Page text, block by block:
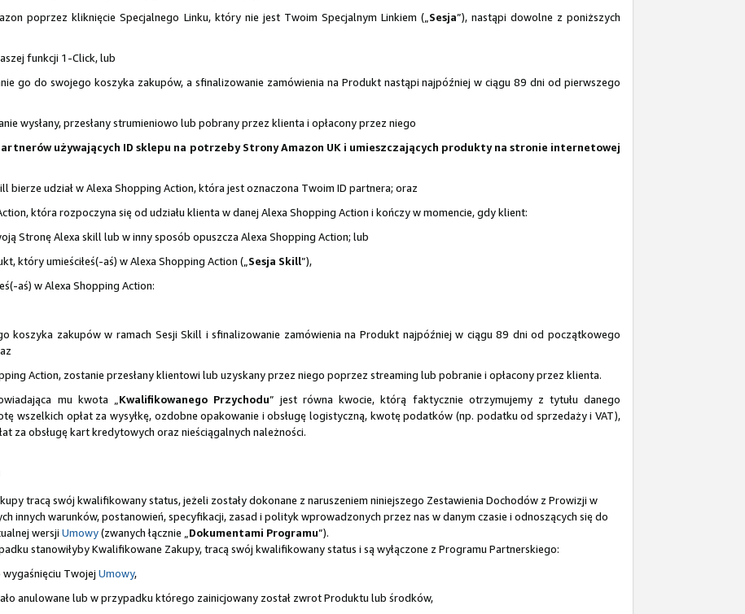
poprzez kliknięcie Specjalnego Linku, który nie jest Twoim Specjalnym Linkiem („ Sesja”), nastąpi dowolne z poniższych
funkcji 1-Click, lub
go do swojego koszyka zakupów, a sfinalizowanie zamówienia na Produkt nastąpi najpóźniej w ciągu 89 dni od pierwszego
wysłany, przesłany strumieniowo lub pobrany przez klienta i opłacony przez niego
używających ID sklepu na potrzeby Strony Amazon UK i umieszczających produkty na stronie internetowej
udział w Alexa Shopping Action, która jest oznaczona Twoim ID partnera; oraz
która rozpoczyna się od udziału klienta w danej Alexa Shopping Action i kończy w momencie, gdy klient:
Stronę Alexa skill lub w inny sposób opuszcza Alexa Shopping Action; lub
który umieściłeś(-aś) w Alexa Shopping Action („ Sesja Skill”),
aś) w Alexa Shopping Action:
zakupów w ramach Sesji Skill i sfinalizowanie zamówienia na Produkt najpóźniej w ciągu 89 dni od początkowego
Action, zostanie przesłany klientowi lub uzyskany przez niego poprzez streaming lub pobranie i opłacony przez klienta.
mu kwota „ Kwalifikowanego Przychodu” jest równa kwocie, którą faktycznie otrzymujemy z tytułu danego
wszelkich opłat za wysyłkę, ozdobne opakowanie i obsługę logistyczną, kwotę podatków (np. podatku od sprzedaży i VAT),
za obsługę kart kredytowych oraz nieściągalnych należności.
tracą swój kwalifikowany status, jeżeli zostały dokonane z naruszeniem niniejszego Zestawienia Dochodów z Prowizji w
innych warunków, postanowień, specyfikacji, zasad i polityk wprowadzonych przez nas w danym czasie i odnoszących się do
wersji Umowy(zwanych łącznie „ Dokumentami Programu”).
stanowiłyby Kwalifikowane Zakupy, tracą swój kwalifikowany status i są wyłączone z Programu Partnerskiego:
Twojej Umowy,
anulowane lub w przypadku którego zainicjowany został zwrot Produktu lub środków,